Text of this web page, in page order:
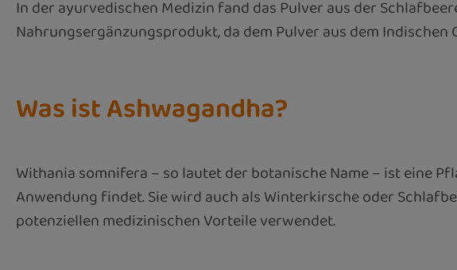
In der ayurvedischen Medizin fand das Pulver aus der
Nahrungsergänzungsprodukt, da dem Pulver aus dem
Was ist Ashwagandha?
Withania somnifera – so lautet der botanische Name – ist eine
Anwendung findet. Sie wird auch als Winterkirsche oder
potenziellen medizinischen Vorteile verwendet.